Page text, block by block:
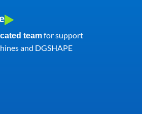
teamfor support
and DGSHAPE